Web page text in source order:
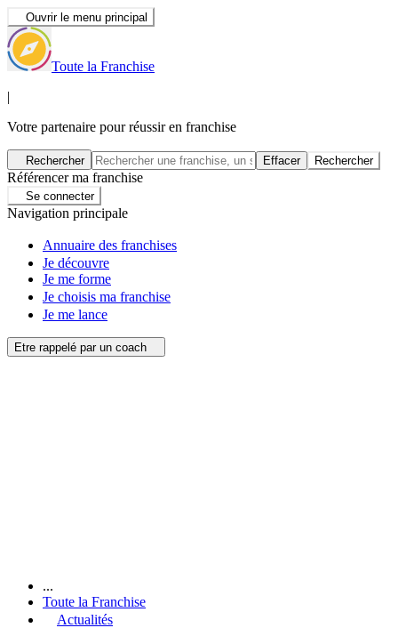
Ouvrir le menu principal
Toute la Franchise
|
Votre partenaire pour réussir en franchise
Rechercher Effacer Rechercher
Référencer ma franchise
Se connecter
Navigation principale
Annuaire des franchises
Je découvre
Je me forme
Je choisis ma franchise
Je me lance
Etre rappelé par un coach
...
Toute la Franchise
Actualités